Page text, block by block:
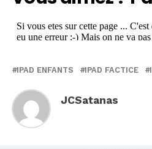
IPAD ENFANTS IPAD FACTICE
JCSatanas